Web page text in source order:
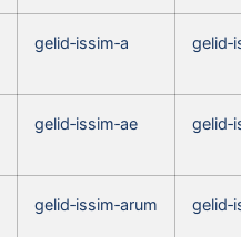
gelid‑issim‑a
gelid‑issim‑ae
gelid‑issim‑arum